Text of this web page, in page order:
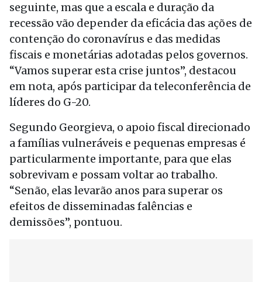
seguinte, mas que a escala e duração da
recessão vão depender da eficácia das ações de
contenção do coronavírus e das medidas
fiscais e monetárias adotadas pelos governos.
“Vamos superar esta crise juntos”, destacou
em nota, após participar da teleconferência de
líderes do G-20.
Segundo Georgieva, o apoio fiscal direcionado
a famílias vulneráveis e pequenas empresas é
particularmente importante, para que elas
sobrevivam e possam voltar ao trabalho.
“Senão, elas levarão anos para superar os
efeitos de disseminadas falências e
demissões”, pontuou.